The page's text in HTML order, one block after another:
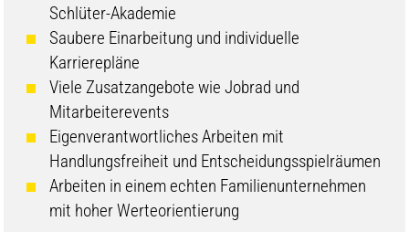
Schlüter-Akademie
Saubere Einarbeitung und individuelle
Karrierepläne
Viele Zusatzangebote wie Jobrad und
Mitarbeiterevents
Eigenverantwortliches Arbeiten mit
Handlungsfreiheit und Entscheidungsspielräumen
Arbeiten in einem echten Familienunternehmen
mit hoher Werteorientierung